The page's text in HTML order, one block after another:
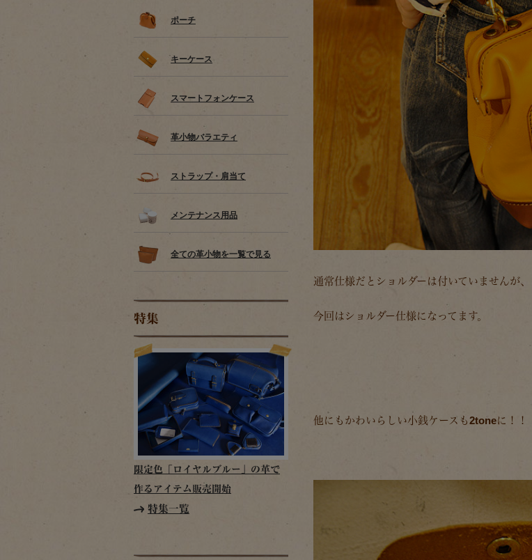
ポーチ
キーケース
スマートフォンケース
革小物バラエティ
ストラップ・肩当て
メンテナンス用品
全ての革小物を一覧で見る
特集
限定色「ロイヤルブルー」の革で
作るアイテム販売開始
特集一覧
通常仕様だとショルダーは付いていませんが、
今回はショルダー仕様になってます。
他にもかわいらしい小銭ケースも2toneに！！